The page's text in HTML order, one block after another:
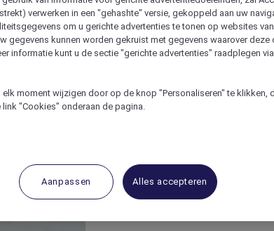
verwerken in een "gehashte" versie, gekoppeld aan uw
om u gerichte advertenties te tonen op websites
gegevens kunnen worden gekruist met gegevens waarover deze
informatie kunt u de sectie "gerichte advertenties" raadplegen
moment wijzigen door op de knop "Personaliseren" te klikken,
"Cookies" onderaan de pagina.
Aanpassen Alles accepteren